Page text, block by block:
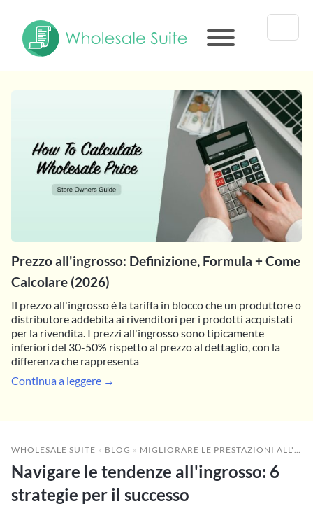
Prezzo all'ingrosso: Definizione, Formula + Come
Calcolare (2026)
Il prezzo all'ingrosso è la tariffa in blocco che un produttore o
distributore addebita ai rivenditori per i prodotti acquistati
per la rivendita. I prezzi all'ingrosso sono tipicamente
inferiori del 30-50% rispetto al prezzo al dettaglio, con la
differenza che rappresenta
Continua a leggere →
WHOLESALE SUITE » BLOG » MIGLIORARE LE PRESTAZIONI ALL'INGROSSO
Navigare le tendenze all'ingrosso: 6
strategie per il successo